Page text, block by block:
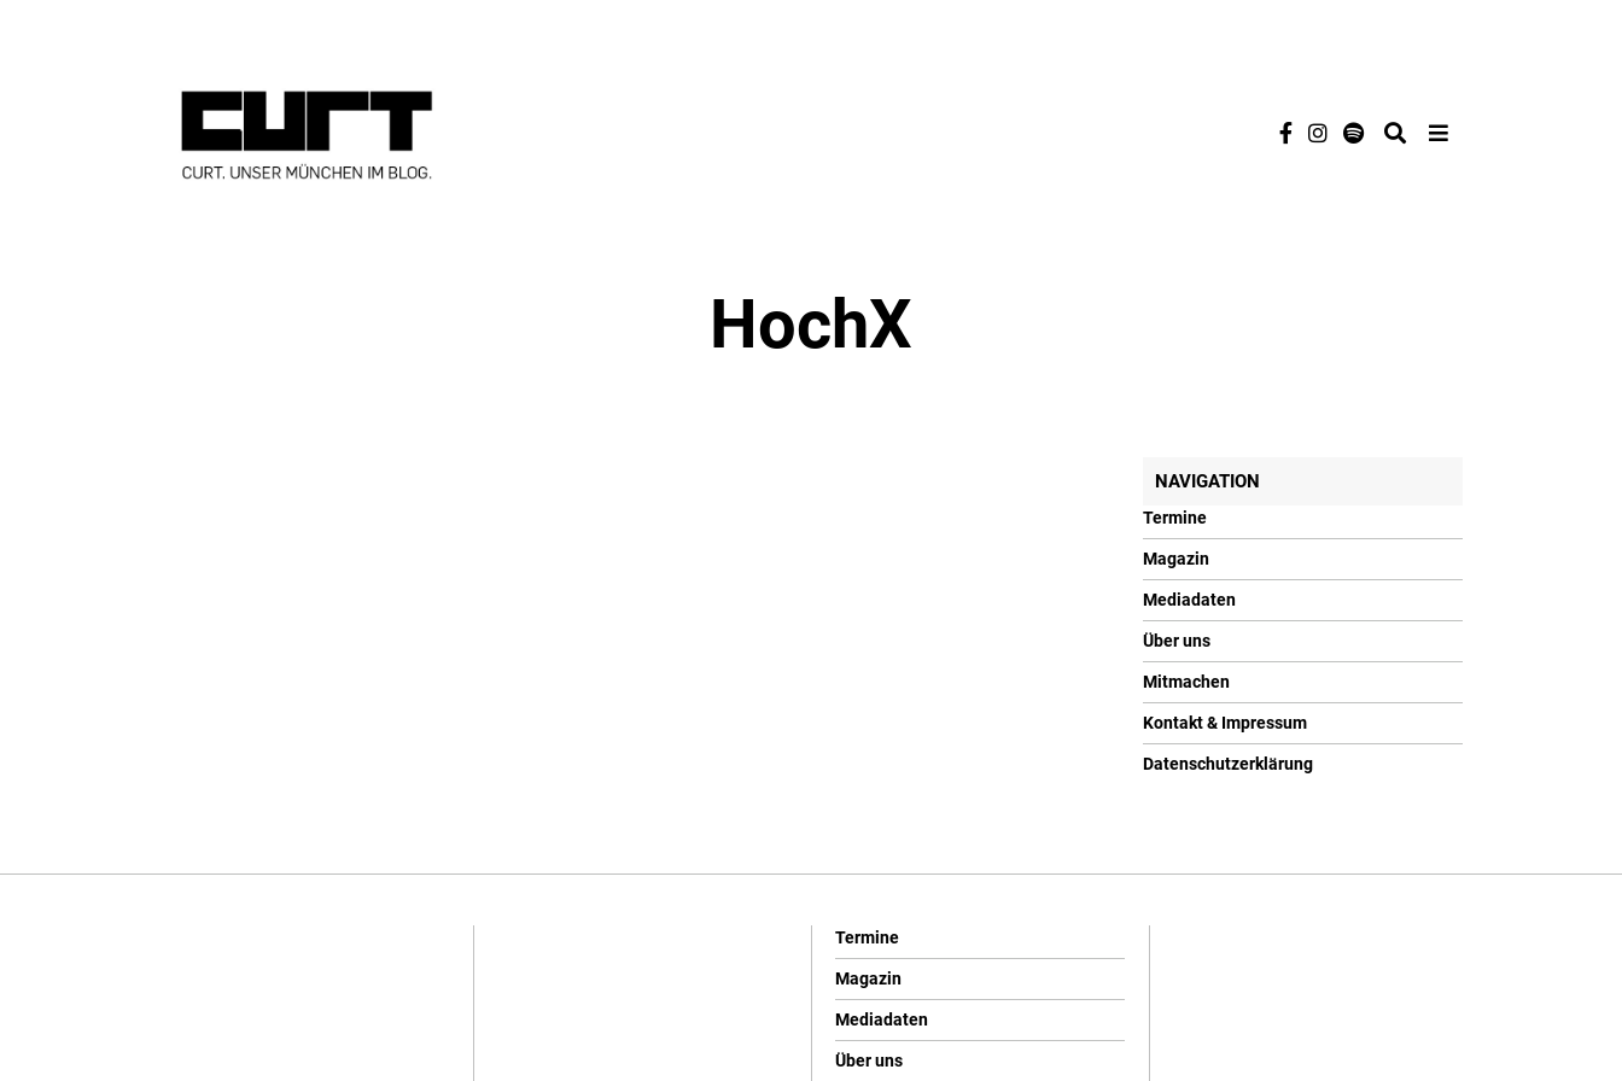
HochX
NAVIGATION
Termine
Magazin
Mediadaten
Über uns
Mitmachen
Kontakt & Impressum
Datenschutzerklärung
Termine
Magazin
Mediadaten
Über uns